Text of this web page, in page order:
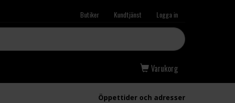
Butiker Kundtjänst Logga in
Varukorg
Öppettider och adresser